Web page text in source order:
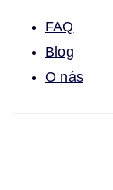
FAQ
Blog
O nás